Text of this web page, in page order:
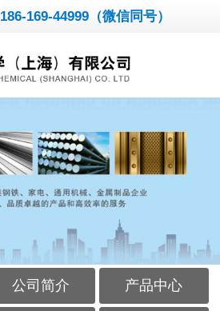
186-169-44999（微信同号）
公司简介 产品中心